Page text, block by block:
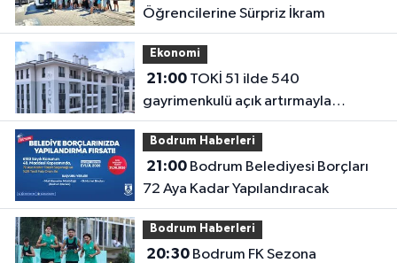
Öğrencilerine Sürpriz İkram
Ekonomi
21:00TOKİ 51 ilde 540
gayrimenkulü açık artırmayla
satıyor: Fiyatlar 700 bin liradan
başlıyor
Bodrum Haberleri
21:00Bodrum Belediyesi Borçları
72 Aya Kadar Yapılandıracak
Bodrum Haberleri
20:30Bodrum FK Sezona